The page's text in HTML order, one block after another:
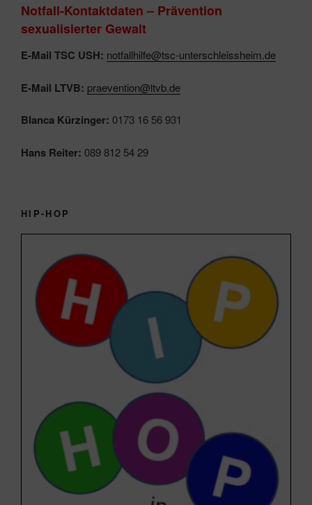
Notfall-Kontaktdaten – Prävention
sexualisierter Gewalt
E-Mail TSC USH: notfallhilfe@tsc-unterschleissheim.de
E-Mail LTVB: praevention@ltvb.de
Blanca Kürzinger: 0173 16 56 931
Hans Reiter: 089 812 54 29
HIP-HOP